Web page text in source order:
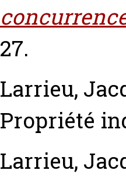
27.
Larrieu,
Propriété
Larrieu,